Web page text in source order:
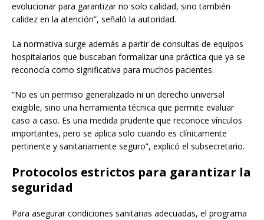
evolucionar para garantizar no solo calidad, sino también
calidez en la atención”, señaló la autoridad.
La normativa surge además a partir de consultas de equipos
hospitalarios que buscaban formalizar una práctica que ya se
reconocía como significativa para muchos pacientes.
“No es un permiso generalizado ni un derecho universal
exigible, sino una herramienta técnica que permite evaluar
caso a caso. Es una medida prudente que reconoce vínculos
importantes, pero se aplica solo cuando es clínicamente
pertinente y sanitariamente seguro”, explicó el subsecretario.
Protocolos estrictos para garantizar la
seguridad
Para asegurar condiciones sanitarias adecuadas, el programa